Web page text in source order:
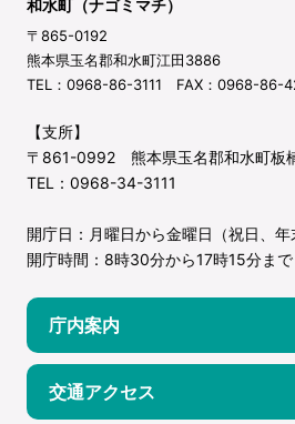
和水町（ナゴミマチ）
〒865-0192
熊本県玉名郡和水町江田3886
TEL：0968-86-3111 FAX：0968-86-
【支所】
〒861-0992 熊本県玉名郡和水町板
TEL：0968-34-3111
開庁日：月曜日から金曜日（祝日、年
開庁時間：8時30分から17時15分まで
庁内案内
交通アクセス